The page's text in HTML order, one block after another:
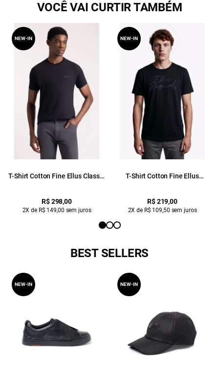
VOCÊ VAI CURTIR TAMBÉM
T-Shirt Cotton Fine Ellus Classic
R$ 298,00
2X de R$ 149,00 sem juros
NEW-IN
T-Shirt Cotton Fine Ellus
R$ 219,00
2X de R$ 109,50 sem juros
NEW-IN
BEST SELLERS
NEW-IN NEW-IN